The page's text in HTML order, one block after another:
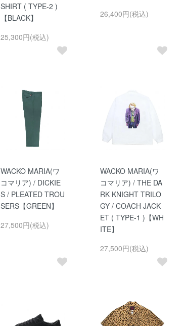
SHIRT ( TYPE-2 )
【BLACK】
25,300円(税込)
26,400円(税込)
WACKO MARIA(ワ
コマリア) / DICKIE
S / PLEATED TROU
SERS【GREEN】
27,500円(税込)
WACKO MARIA(ワ
コマリア) / THE DA
RK KNIGHT TRILO
GY / COACH JACK
ET ( TYPE-1 )【WH
ITE】
27,500円(税込)